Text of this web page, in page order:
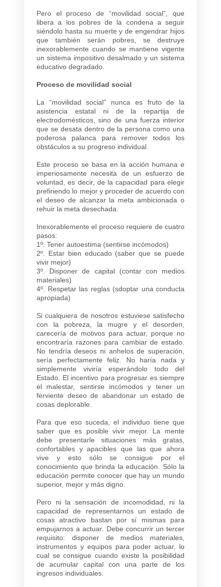
Pero el proceso de “movilidad social”, que
libera a los pobres de la condena a seguir
siéndolo hasta su muerte y de engendrar hijos
que también serán pobres, se destruye
inexorablemente cuando se mantiene vigente
un sistema impositivo desalmado y un sistema
educativo degradado.
Proceso de movilidad social
La “movilidad social” nunca es fruto de la
asistencia estatal ni de la repartija de
electrodomésticos, sino de una fuerza interior
que se desata dentro de la persona como una
poderosa palanca para remover todos los
obstáculos a su progreso individual.
Este proceso se basa en la acción humana e
imperiosamente necesita de un esfuerzo de
voluntad, es decir, de la capacidad para elegir
prefiriendo lo mejor y proceder de acuerdo con
el deseo de alcanzar la meta ambicionada o
rehuir la meta desechada.
Inexorablemente el proceso requiere de cuatro
pasos:
1º. Tener autoestima (sentirse incómodos)
2º. Estar bien educado (saber que se puede
vivir mejor)
3º. Disponer de capital (contar con medios
materiales)
4º. Respetar las reglas (sdoptar una conducta
apropiada)
Si cualquiera de nosotros estuviese satisfecho
con la pobreza, la mugre y el desorden,
carecería de motivos para actuar, porque no
encontraría razones para cambiar de estado.
No tendría deseos ni anhelos de superación,
sería perfectamente feliz. No haría nada y
simplemente viviría esperándolo todo del
Estado. El incentivo para progresar es siempre
el malestar, sentirse incómodos y tener un
ferviente deseo de abandonar un estado de
cosas deplorable.
Para que eso suceda, el individuo tiene que
saber que es posible vivir mejor. La mente
debe presentarle situaciones más gratas,
confortables y apacibles que las que ahora
vive y esto sólo se consigue por el
conocimiento que brinda la educación. Sólo la
educación permite conocer que hay un mundo
superior, mejor y más digno.
Pero ni la sensación de incomodidad, ni la
capacidad de representarnos un estado de
cosas atractivo bastan por sí mismas para
empujarnos a actuar. Debe concurrir un tercer
requisito: disponer de medios materiales,
instrumentos y equipos para poder actuar, lo
cual se consigue cuando existe la posibilidad
de acumular capital con una parte de los
ingresos individuales.